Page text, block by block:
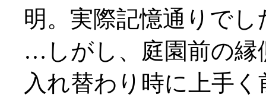
明。実際記憶通りでし
…しがし、庭園前の縁
入れ替わり時に上手